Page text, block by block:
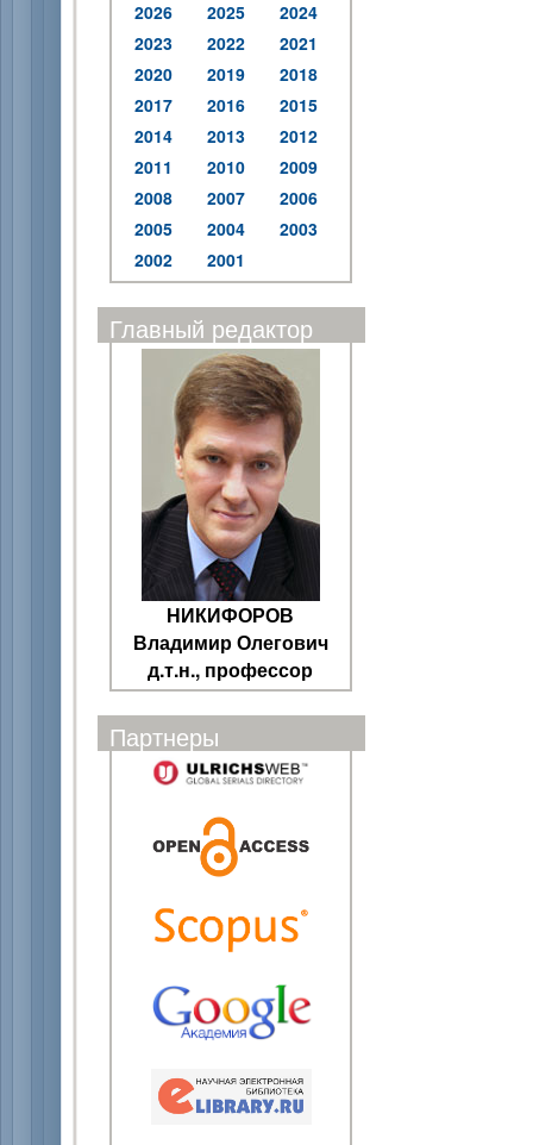
2026 2025
2024
2023
2022
2021
2020
2019
2018
2017
2016
2015
2014
2013
2012
2011
2010
2009
2008
2007
2006
2005
2004
2003
2002
2001
Главный редактор
НИКИФОРОВ
Владимир Олегович
д.т.н., профессор
Партнеры